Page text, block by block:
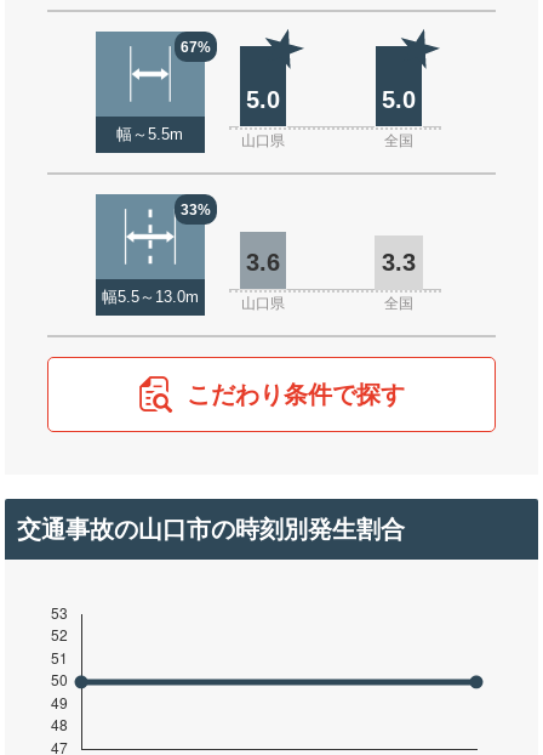
67%
幅～5.5m
5.0 5.0
山口県 全国
33%
幅5.5～13.0m
3.6 3.3
山口県 全国
こだわり条件で探す
交通事故の山口市の時刻別発生割合